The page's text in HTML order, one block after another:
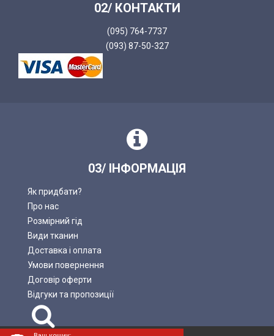
02/ КОНТАКТИ
(095) 764-7737
(093) 87-50-327
03/ ІНФОРМАЦІЯ
Як придбати?
Про нас
Розмірний гід
Види тканин
Доставка і оплата
Умови повернення
Договір оферти
Відгуки та пропозиції
Пошук